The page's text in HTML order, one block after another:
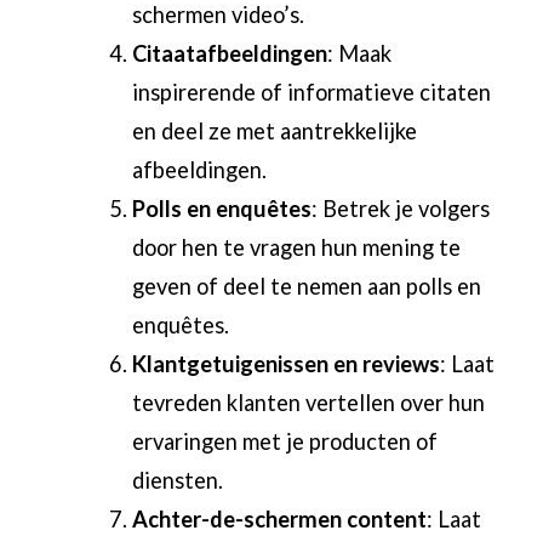
schermen video’s.
Citaatafbeeldingen: Maak
inspirerende of informatieve citaten
en deel ze met aantrekkelijke
afbeeldingen.
Polls en enquêtes: Betrek je volgers
door hen te vragen hun mening te
geven of deel te nemen aan polls en
enquêtes.
Klantgetuigenissen en reviews: Laat
tevreden klanten vertellen over hun
ervaringen met je producten of
diensten.
Achter-de-schermen content: Laat